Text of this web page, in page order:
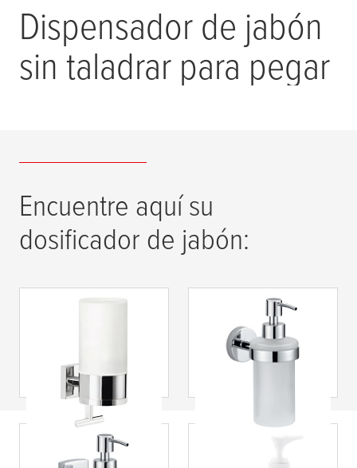
Dispensador de jabón
sin taladrar para pegar
Encuentre aquí su
dosificador de jabón:
jabón,
autoadhesivo,
metal cromado,
diseño moderno
® Dispensador
de jabón de manos
Smooz, cromado,
tesa® Dispensador
® Dispensador